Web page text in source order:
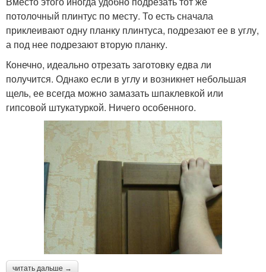
потолочный плинтус по месту. То есть сначала
приклеивают одну планку плинтуса, подрезают ее в углу,
а под нее подрезают вторую планку.
Конечно, идеально отрезать заготовку едва ли
получится. Однако если в углу и возникнет небольшая
щель, ее всегда можно замазать шпаклевкой или
гипсовой штукатуркой. Ничего особенного.
читать дальше →